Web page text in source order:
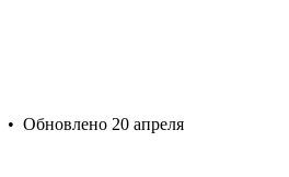
• Обновлено 20 апреля